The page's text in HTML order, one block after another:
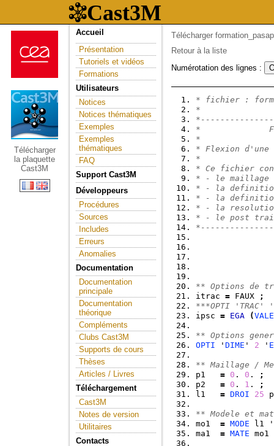
Télécharger
la plaquette
Cast3M
Accueil
Présentation
Tutoriels et vidéos
Formations
Utilisateurs
Notices
Notices thématiques
Exemples
Exemples
thématiques
FAQ
Support Cast3M
Développeurs
Procédures
Sources
Includes
Erreurs
Anomalies
Documentation
Documentation
principale
Documentation
théorique
Compléments
Clubs Cast3M
Supports de cours
Thèses
Articles / Livres
Téléchargement
Cast3M
Notes de version
Utilitaires
Contacts
Télécharger
Retour à la liste
Numérotation des lignes :
* fichier :
*
*
*
* Flexion d'une
*
* Ce fichier
* - le
* - la
* - la
* - la resolution
* - le post
** Options de
itrac = FAUX
;
***OPTI 'TRAC'
ipsc = EGA (VALE
** Options
OPTI ' DIME ' 2 '
** Maillage /
p1 = 0 . 0 .
;
p2 = 0 . 1 .
;
l1 = DROI 25
** Modele et
mo1 = MODE l1
ma1 = MATE